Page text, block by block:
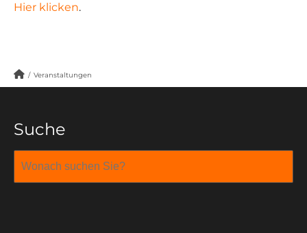
Hier klicken.
/ Veranstaltungen
Suche